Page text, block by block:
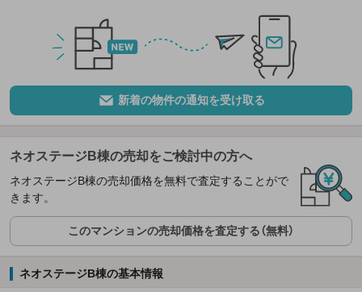
新着の物件の通知を受け取る
ネオステージB棟の売却をご検討中の方へ
ネオステージB棟の売却価格を無料で査定することがで
きます。
このマンションの売却価格を査定する（無料）
ネオステージB棟の基本情報